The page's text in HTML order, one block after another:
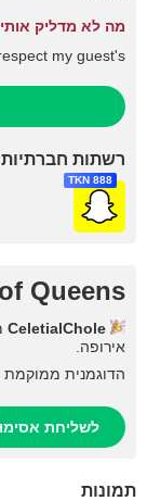
מה לא מדליק
my guest's.
רשתות חברתיות
888 TKN
Queens
CeletialChole
אירופה.
הדוגמנית ממוקמת
לשליחת
תמונות